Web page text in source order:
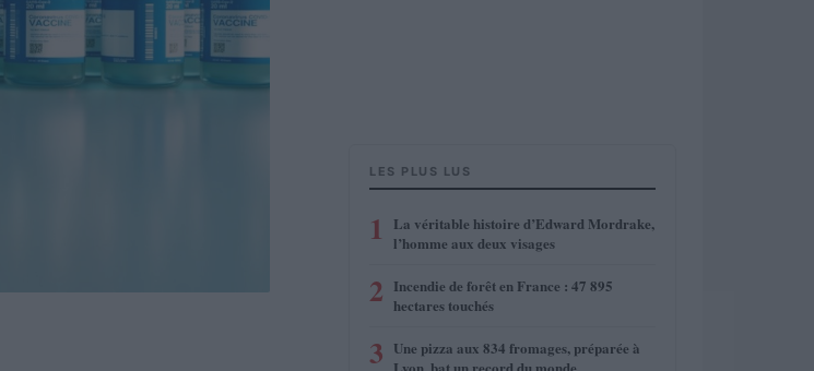
LES PLUS LUS
1
La véritable histoire d’Edward Mordrake,
l’homme aux deux visages
2 Incendie de forêt en France : 47 895
hectares touchés
3 Une pizza aux 834 fromages, préparée à